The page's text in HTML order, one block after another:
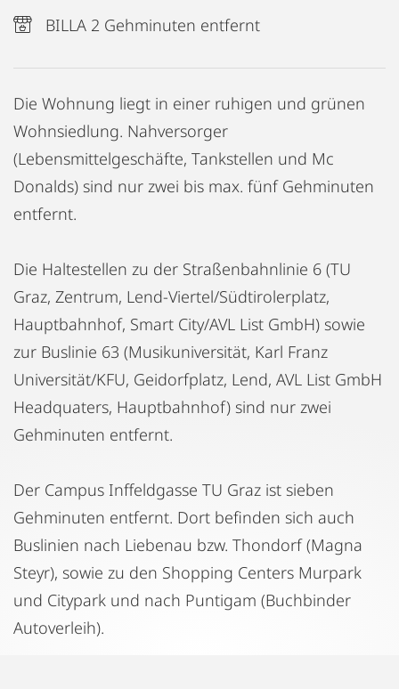
BILLA 2 Gehminuten entfernt
Die Wohnung liegt in einer ruhigen und grünen
Wohnsiedlung. Nahversorger
(Lebensmittelgeschäfte, Tankstellen und Mc
Donalds) sind nur zwei bis max. fünf Gehminuten
entfernt.
Die Haltestellen zu der Straßenbahnlinie 6 (TU
Graz, Zentrum, Lend-Viertel/Südtirolerplatz,
Hauptbahnhof, Smart City/AVL List GmbH) sowie
zur Buslinie 63 (Musikuniversität, Karl Franz
Universität/KFU, Geidorfplatz, Lend, AVL List GmbH
Headquaters, Hauptbahnhof) sind nur zwei
Gehminuten entfernt.
Der Campus Inffeldgasse TU Graz ist sieben
Gehminuten entfernt. Dort befinden sich auch
Buslinien nach Liebenau bzw. Thondorf (Magna
Steyr), sowie zu den Shopping Centers Murpark
und Citypark und nach Puntigam (Buchbinder
Autoverleih).